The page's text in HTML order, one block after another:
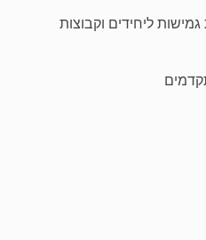
ליחידים וקבוצות